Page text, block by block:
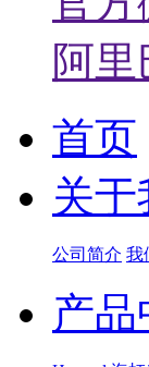
阿里
首页
关于
公司简介 我
产